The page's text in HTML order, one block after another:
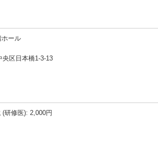
ホール
区日本橋1-3-13
(研修医): 2,000円